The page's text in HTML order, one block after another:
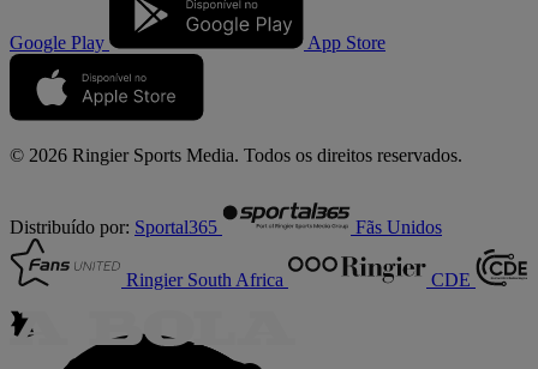
Google Play App Store
© 2026 Ringier Sports Media. Todos os direitos reservados.
Distribuído por: Sportal365 Fãs Unidos
Ringier South Africa CDE